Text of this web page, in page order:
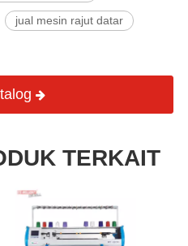
jual mesin rajut datar
TERKAIT